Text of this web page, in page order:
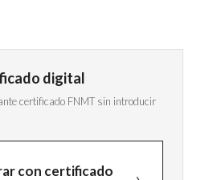
digital
certificado FNMT sin introducir
con certificado